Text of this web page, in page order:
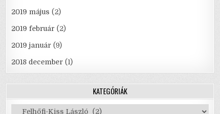
2019 május (2)
2019 február (2)
2019 január (9)
2018 december (1)
KATEGÓRIÁK
Kategóriák